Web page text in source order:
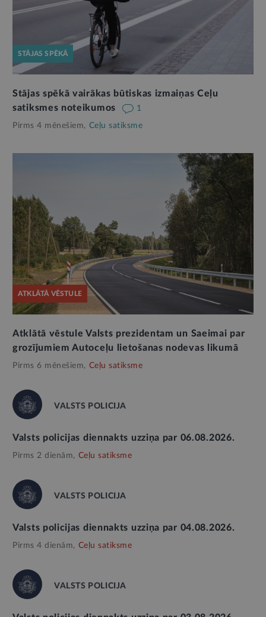
STĀJAS SPĒKĀ
Stājas spēkā vairākas būtiskas izmaiņas Ceļu
satiksmes noteikumos
1
Pirms 4 mēnešiem, Ceļu satiksme
ATKLĀTĀ VĒSTULE
Atklātā vēstule Valsts prezidentam un Saeimai par
grozījumiem Autoceļu lietošanas nodevas likumā
Pirms 6 mēnešiem, Ceļu satiksme
VALSTS POLICIJA
Valsts policijas diennakts uzziņa par 06.08.2026.
Pirms 2 dienām, Ceļu satiksme
VALSTS POLICIJA
Valsts policijas diennakts uzziņa par 04.08.2026.
Pirms 4 dienām, Ceļu satiksme
VALSTS POLICIJA